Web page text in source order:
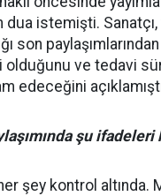
dua istemişti.
son
olduğunu ve tedavi
edeceğini
şu ifadeleri
şey kontrol altında.